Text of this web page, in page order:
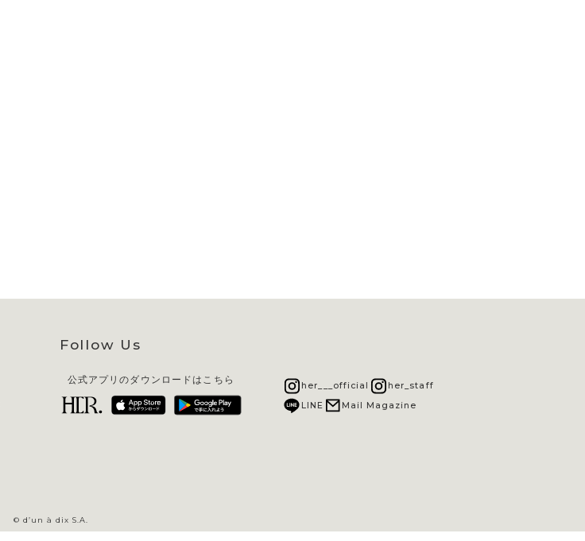
Follow Us
公式アプリのダウンロードはこちら
her___official
her_staff
LINE
Mail Magazine
© d’un à dix S.A.